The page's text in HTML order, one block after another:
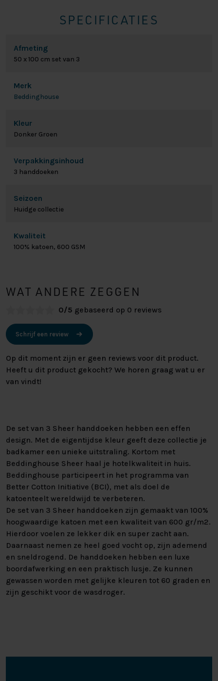
SPECIFICATIES
Afmeting
50 x 100 cm set van 3
Merk
Beddinghouse
Kleur
Donker Groen
Verpakkingsinhoud
3 handdoeken
Seizoen
Huidge collectie
Kwaliteit
100% katoen, 600 GSM
WAT ANDERE ZEGGEN
0/5 gebaseerd op 0 reviews
Schrijf een review
Op dit moment zijn er geen reviews voor dit product.
Heeft u dit product gekocht? We horen graag wat u er
van vindt!
De set van 3 Sheer handdoeken hebben een effen
design. Met de eigentijdse kleur geeft deze collectie je
badkamer een unieke uitstraling. Kortom met
Beddinghouse Sheer haal je hotelkwaliteit in huis.
Beddinghouse participeert in het programma van
Better Cotton Initiative (BCI), met als doel de
katoenteelt wereldwijd te verbeteren.
De set van 3 Sheer handdoeken zijn gemaakt van 100%
hoogwaardige katoen met een kwaliteit van 600 gr/m2.
Hierdoor voelen ze lekker dik en super zacht aan.
Daarnaast nemen ze heel goed vocht op, zijn ademend
en sneldrogend. De handdoeken hebben een luxe
boordafwerking en een praktisch lusje. Ze kunnen
gewassen worden met gelijke kleuren tot 60 graden en
zijn geschikt voor de wasdroger.